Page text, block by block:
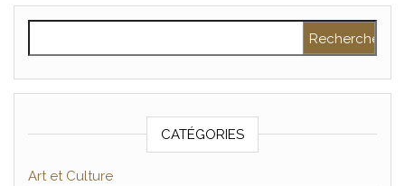
CATÉGORIES
Art et Culture